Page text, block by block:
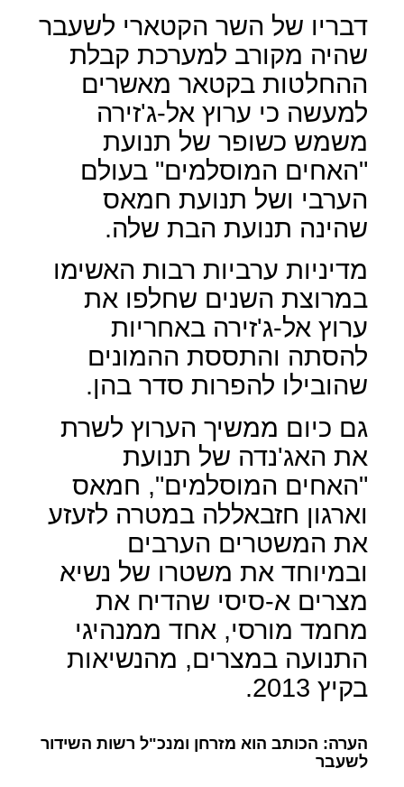
דבריו של השר הקטארי לשעבר
שהיה מקורב למערכת קבלת
ההחלטות בקטאר מאשרים
למעשה כי ערוץ אל-ג'זירה
משמש כשופר של תנועת
"האחים המוסלמים" בעולם
הערבי ושל תנועת חמאס
שהינה תנועת הבת שלה.
מדיניות ערביות רבות האשימו
במרוצת השנים שחלפו את
ערוץ אל-ג'זירה באחריות
להסתה והתססת ההמונים
שהובילו להפרות סדר בהן.
גם כיום ממשיך הערוץ לשרת
את האג'נדה של תנועת
"האחים המוסלמים", חמאס
וארגון חזבאללה במטרה לזעזע
את המשטרים הערבים
ובמיוחד את משטרו של נשיא
מצרים א-סיסי שהדיח את
מחמד מורסי, אחד ממנהיגי
התנועה במצרים, מהנשיאות
בקיץ 2013.
הערה: הכותב הוא מזרחן ומנכ"ל רשות השידור
לשעבר